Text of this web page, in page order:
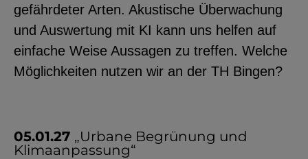
gefährdeter Arten. Akustische Überwachung
und Auswertung mit KI kann uns helfen auf
einfache Weise Aussagen zu treffen. Welche
Möglichkeiten nutzen wir an der TH Bingen?
05.01.27 „Urbane Begrünung und
Klimaanpassung“